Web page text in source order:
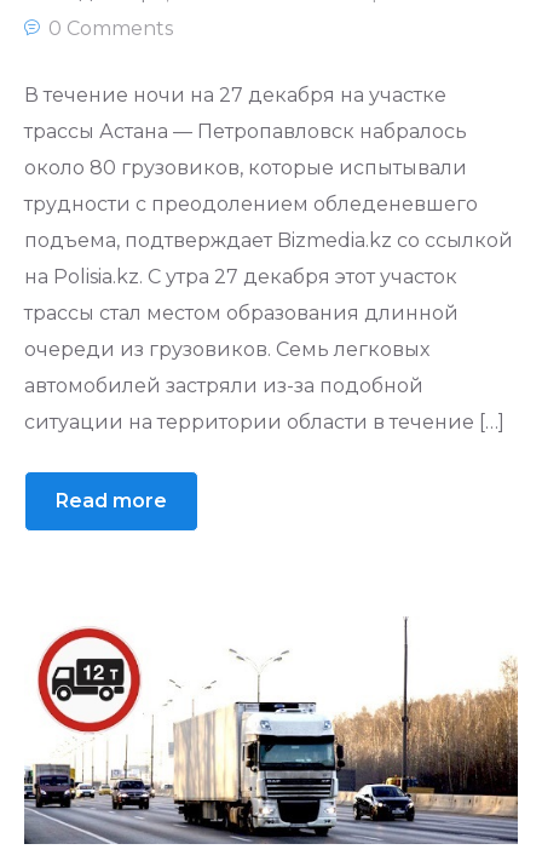
0 Comments
В течение ночи на 27 декабря на участке
трассы Астана — Петропавловск набралось
около 80 грузовиков, которые испытывали
трудности с преодолением обледеневшего
подъема, подтверждает Bizmedia.kz со ссылкой
на Polisia.kz. С утра 27 декабря этот участок
трассы стал местом образования длинной
очереди из грузовиков. Семь легковых
автомобилей застряли из-за подобной
ситуации на территории области в течение […]
Read more